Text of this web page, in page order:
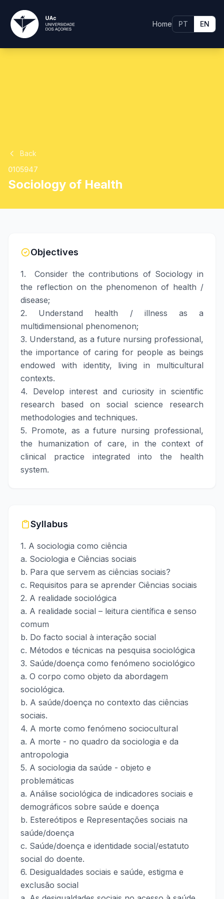
Home PT EN
Back
0105947
Sociology of Health
Objectives
1. Consider the contributions of Sociology in
the reflection on the phenomenon of health /
disease;
2. Understand health / illness as a
multidimensional phenomenon;
3. Understand, as a future nursing professional,
the importance of caring for people as beings
endowed with identity, living in multicultural
contexts.
4. Develop interest and curiosity in scientific
research based on social science research
methodologies and techniques.
5. Promote, as a future nursing professional,
the humanization of care, in the context of
clinical practice integrated into the health
system.
Syllabus
1. A sociologia como ciência
a. Sociologia e Ciências sociais
b. Para que servem as ciências sociais?
c. Requisitos para se aprender Ciências sociais
2. A realidade sociológica
a. A realidade social – leitura científica e senso
comum
b. Do facto social à interação social
c. Métodos e técnicas na pesquisa sociológica
3. Saúde/doença como fenómeno sociológico
a. O corpo como objeto da abordagem
sociológica.
b. A saúde/doença no contexto das ciências
sociais.
4. A morte como fenómeno sociocultural
a. A morte - no quadro da sociologia e da
antropologia
5. A sociologia da saúde - objeto e
problemáticas
a. Análise sociológica de indicadores sociais e
demográficos sobre saúde e doença
b. Estereótipos e Representações sociais na
saúde/doença
c. Saúde/doença e identidade social/estatuto
social do doente.
6. Desigualdades sociais e saúde, estigma e
exclusão social